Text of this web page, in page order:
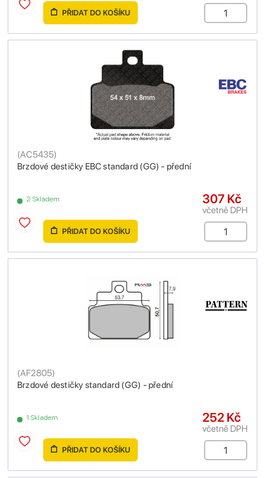
PŘIDAT DO KOŠÍKU
Brzdové destičky EBC standard (GG) - přední
(AC5435)
2 Skladem 307 Kč
včetně DPH
PŘIDAT DO KOŠÍKU
Brzdové destičky standard (GG) - přední
(AF2805)
1 Skladem 252 Kč
včetně DPH
PŘIDAT DO KOŠÍKU